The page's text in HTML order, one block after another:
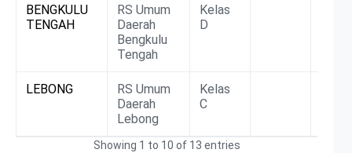
BENGKULU
TENGAH
RS Umum
Daerah
Bengkulu
Tengah
Kelas
D
LEBONG
RS Umum
Daerah
Lebong
Kelas
C
Showing 1 to 10 of 13 entries